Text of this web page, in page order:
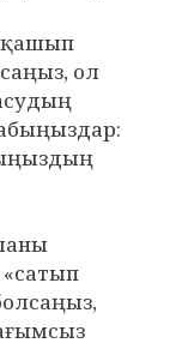
қашып
ол